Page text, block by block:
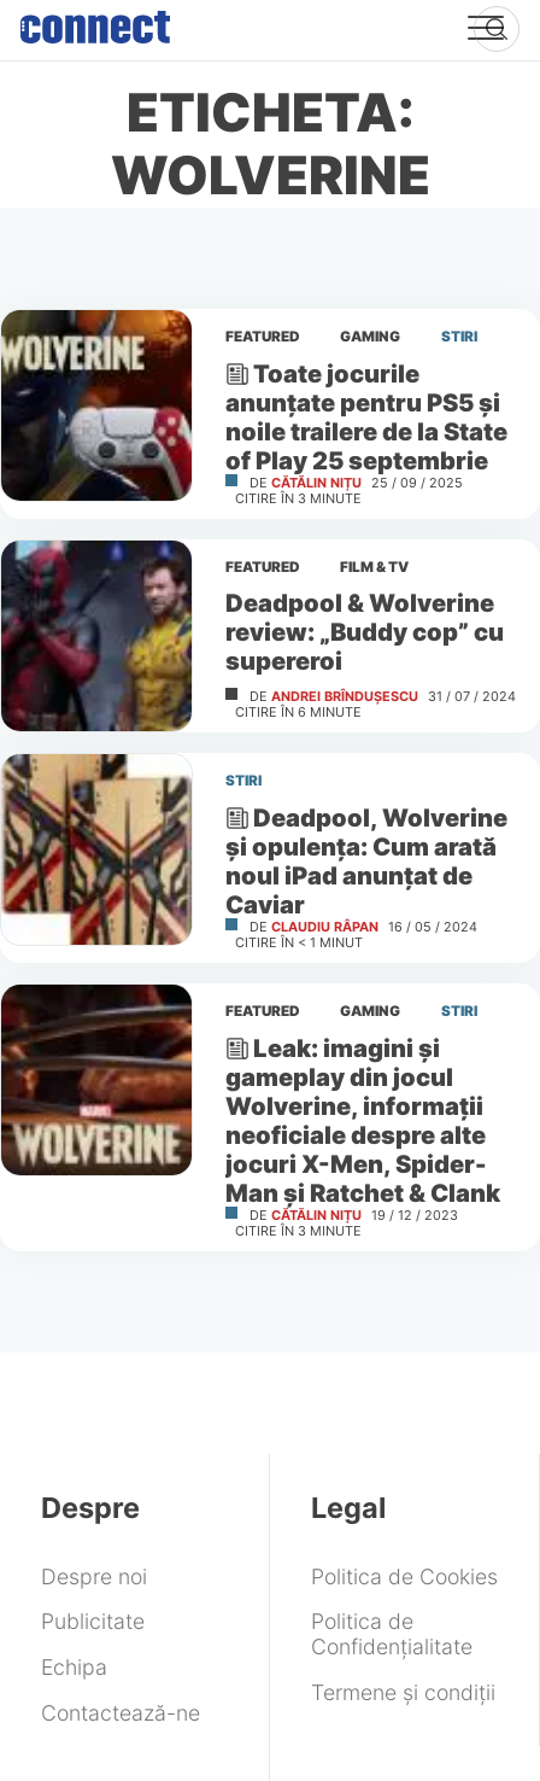
Skip
content
ETICHETA:
WOLVERINE
FEATURED GAMING STIRI
Toate jocurile
anunțate pentru PS5 și
noile trailere de la State
of Play 25 septembrie
DE CĂTĂLIN NIȚU 25 / 09 / 2025
CITIRE ÎN 3 MINUTE
FEATURED FILM & TV
Deadpool & Wolverine
review: „Buddy cop” cu
supereroi
DE ANDREI BRÎNDUȘESCU
31 / 07 / 2024
CITIRE ÎN 6 MINUTE
STIRI
Deadpool, Wolverine
și opulența: Cum arată
noul iPad anunțat de
Caviar
DE CLAUDIU RÂPAN 16 / 05 / 2024
CITIRE ÎN < 1 MINUT
FEATURED GAMING STIRI
Leak: imagini și
gameplay din jocul
Wolverine, informații
neoficiale despre alte
jocuri X-Men, Spider-
Man și Ratchet & Clank
DE CĂTĂLIN NIȚU 19 / 12 / 2023
CITIRE ÎN 3 MINUTE
Despre
Despre noi
Publicitate
Echipa
Contactează-ne
Legal
Politica de Cookies
Politica de
Confidențialitate
Termene și condiții